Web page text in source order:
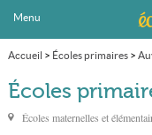
Menu
Accueil > Écoles primaires>
Écoles
Écoles maternelles et